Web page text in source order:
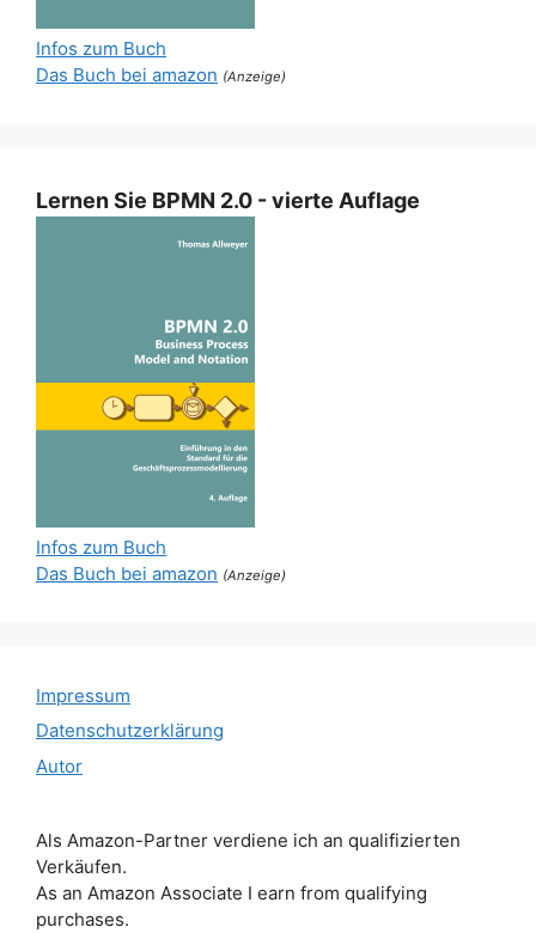
Infos zum Buch
Das Buch bei amazon (Anzeige)
Lernen Sie BPMN 2.0 - vierte Auflage
Infos zum Buch
Das Buch bei amazon (Anzeige)
Impressum
Datenschutzerklärung
Autor
Als Amazon-Partner verdiene ich an qualifizierten
Verkäufen.
As an Amazon Associate I earn from qualifying
purchases.